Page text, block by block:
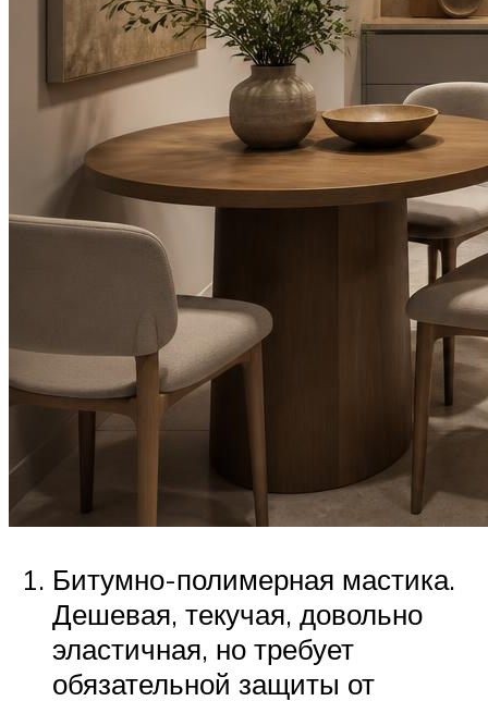
Битумно-полимерная мастика.
Дешевая, текучая, довольно
эластичная, но требует
обязательной защиты от